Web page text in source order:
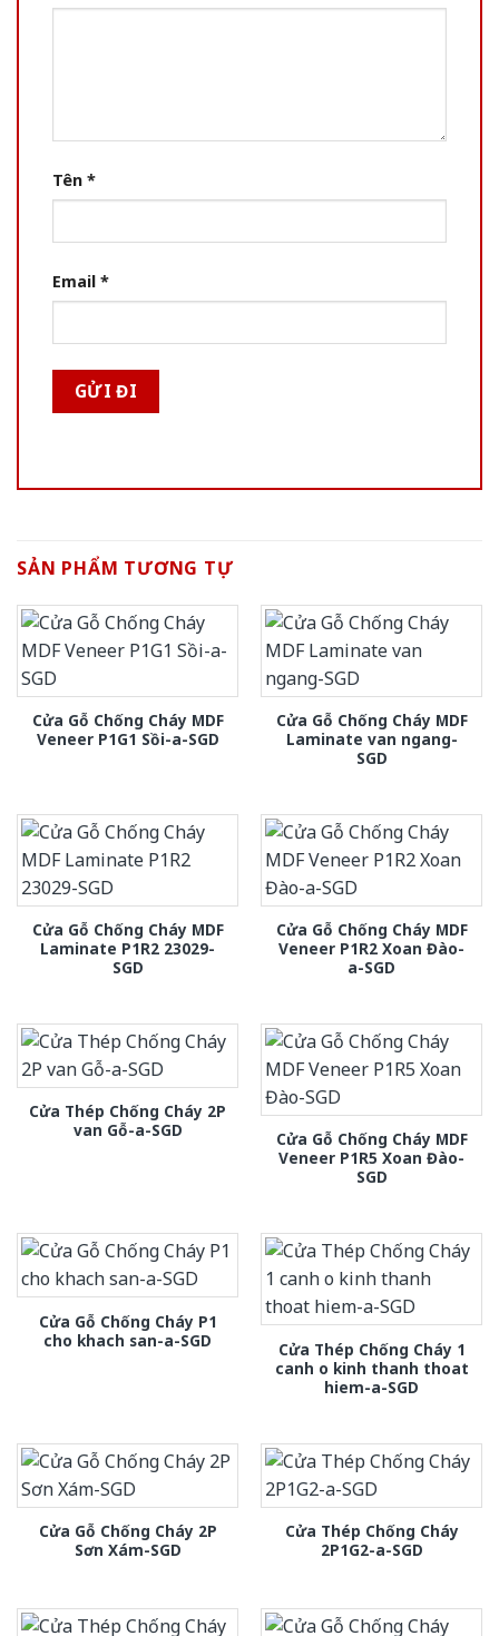
Tên *
Email *
SẢN PHẨM TƯƠNG TỰ
Cửa Gỗ Chống Cháy MDF
Veneer P1G1 Sồi-a-SGD
Cửa Gỗ Chống Cháy MDF
Laminate van ngang-
SGD
Cửa Gỗ Chống Cháy MDF
Laminate P1R2 23029-
SGD
Cửa Gỗ Chống Cháy MDF
Veneer P1R2 Xoan Đào-
a-SGD
Cửa Thép Chống Cháy 2P
van Gỗ-a-SGD
Cửa Gỗ Chống Cháy MDF
Veneer P1R5 Xoan Đào-
SGD
Cửa Gỗ Chống Cháy P1
cho khach san-a-SGD
Cửa Thép Chống Cháy 1
canh o kinh thanh thoat
hiem-a-SGD
Cửa Gỗ Chống Cháy 2P
Sơn Xám-SGD
Cửa Thép Chống Cháy
2P1G2-a-SGD